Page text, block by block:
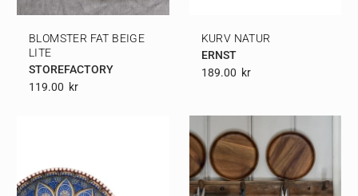
BLOMSTER FAT BEIGE
LITE
STOREFACTORY
119.00 Kr
KURV NATUR
ERNST
189.00 Kr